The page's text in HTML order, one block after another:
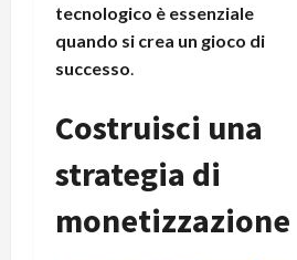
tecnologico è essenziale
quando si crea un gioco di
successo
Costruisci una
strategia di
monetizzazione